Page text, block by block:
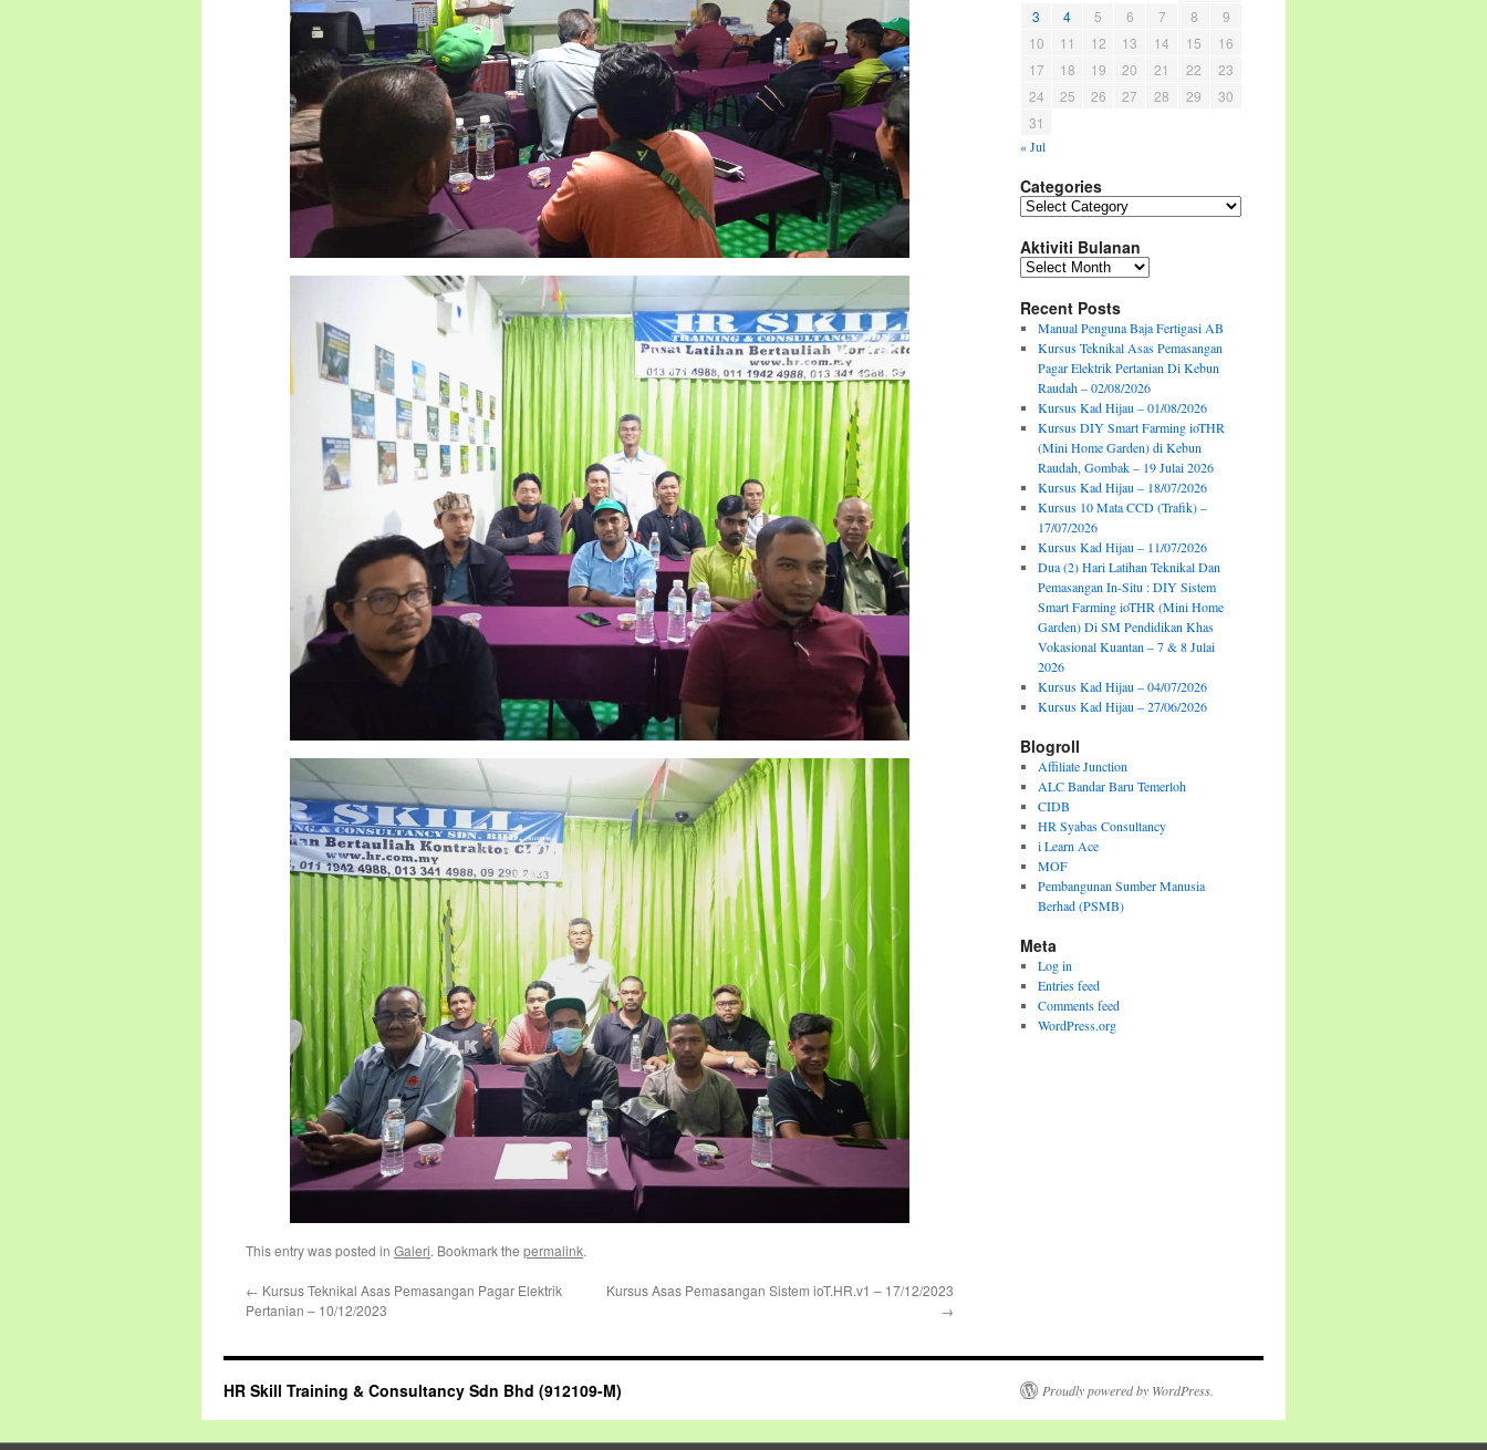
This entry was posted in Galeri. Bookmark the permalink.
← Kursus Teknikal Asas Pemasangan Pagar Elektrik
Pertanian – 10/12/2023
Kursus Asas Pemasangan Sistem ioT.HR.v1 – 17/12/2023
→
3
4 5 6 7 8
9
10
11 12 13 14 15
16
17
18 19 20 21 22
23
24
25 26 27 28 29
30
31
« Jul
Categories
Categories
Aktiviti Bulanan
Aktiviti
Recent Posts
Manual Penguna Baja Fertigasi AB
Kursus Teknikal Asas Pemasangan
Pagar Elektrik Pertanian Di Kebun
Raudah – 02/08/2026
Kursus Kad Hijau – 01/08/2026
Kursus DIY Smart Farming ioTHR
(Mini Home Garden) di Kebun
Raudah, Gombak – 19 Julai 2026
Kursus Kad Hijau – 18/07/2026
Kursus 10 Mata CCD (Trafik) –
17/07/2026
Kursus Kad Hijau – 11/07/2026
Dua (2) Hari Latihan Teknikal Dan
Pemasangan In-Situ : DIY Sistem
Smart Farming ioTHR (Mini Home
Garden) Di SM Pendidikan Khas
Vokasional Kuantan – 7 & 8 Julai
2026
Kursus Kad Hijau – 04/07/2026
Kursus Kad Hijau – 27/06/2026
Blogroll
Affiliate Junction
ALC Bandar Baru Temerloh
CIDB
HR Syabas Consultancy
i Learn Ace
MOF
Pembangunan Sumber Manusia
Berhad (PSMB)
Meta
Log in
Entries feed
Comments feed
WordPress.org
HR Skill Training & Consultancy Sdn Bhd (912109-M) Proudly powered by WordPress.